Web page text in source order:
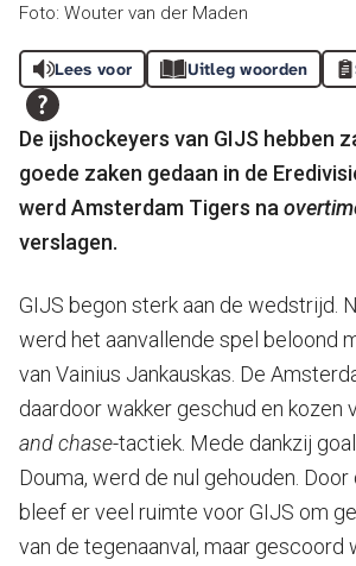
Foto: Wouter van der Maden
Lees voor Uitleg woorden
De ijshockeyers van GIJS hebben
goede zaken gedaan in de
werd Amsterdam Tigers na
verslagen.
GIJS begon sterk aan de wedstrijd.
werd het aanvallende spel beloond
van Vainius Jankauskas. De
daardoor wakker geschud en kozen
and chase-tactiek. Mede dankzij
Douma, werd de nul gehouden.
bleef er veel ruimte voor GIJS om
van de tegenaanval, maar gescoord